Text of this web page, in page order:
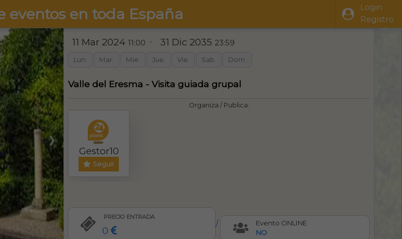
eventos en toda España
Login
Registro
❯
11 Mar 2024 11:00 - 31 Dic 2035 23:59
Lun. Mar. Mie. Jue. Vie. Sab. Dom.
Valle del Eresma - Visita guiada grupal
Organiza / Publica:
Gestor10
Seguir
PRECIO ENTRADA
0
/
Evento ONLINE
NO